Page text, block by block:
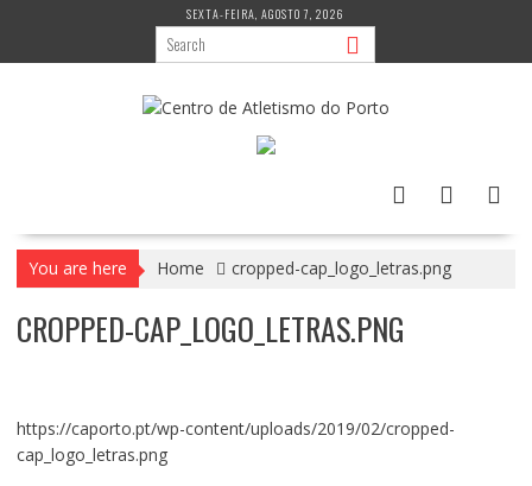
content
SEXTA-FEIRA, AGOSTO 7, 2026
You are here Home cropped-cap_logo_letras.png
CROPPED-CAP_LOGO_LETRAS.PNG
https://caporto.pt/wp-content/uploads/2019/02/cropped-
cap_logo_letras.png